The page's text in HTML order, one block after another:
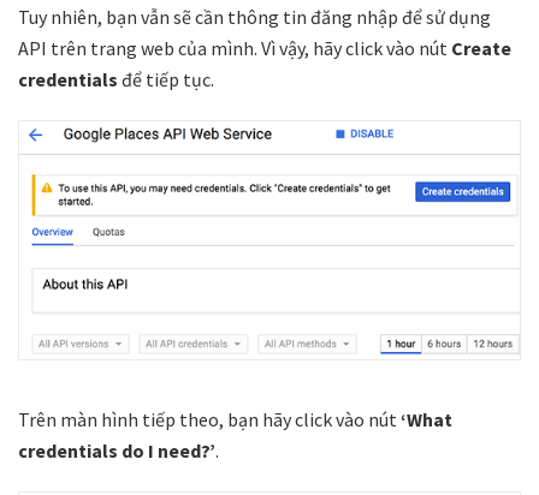
Tuy nhiên, bạn vẫn sẽ cần thông tin đăng nhập để sử dụng
API trên trang web của mình. Vì vậy, hãy click vào nút Create
credentials để tiếp tục.
Trên màn hình tiếp theo, bạn hãy click vào nút ‘What
credentials do I need?’.